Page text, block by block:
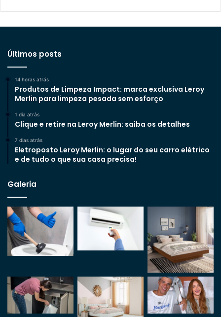
Últimos posts
14 horas atrás
Produtos de Limpeza Impact: marca exclusiva Leroy
Merlin para limpeza pesada sem esforço
1 dia atrás
Clique e retire na Leroy Merlin: saiba os detalhes
7 dias atrás
Eletroposto Leroy Merlin: o lugar do seu carro elétrico
e de tudo o que sua casa precisa!
Galeria